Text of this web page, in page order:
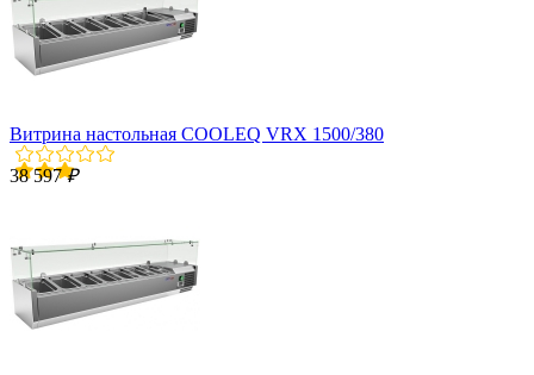
Витрина настольная COOLEQ VRX 1500/380
38 597₽